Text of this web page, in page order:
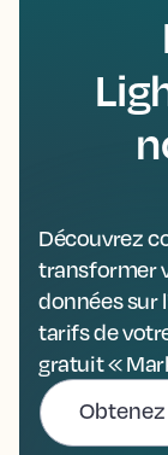
Découvrez
transformer
données sur
tarifs de
gratuit «